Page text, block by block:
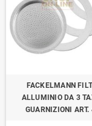
FACKELMANN
ALLUMINIO DA 3
GUARNIZIONI